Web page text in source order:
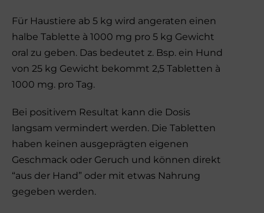
Für Haustiere ab 5 kg wird angeraten einen
halbe Tablette à 1000 mg pro 5 kg Gewicht
oral zu geben. Das bedeutet z. Bsp. ein Hund
von 25 kg Gewicht bekommt 2,5 Tabletten à
1000 mg. pro Tag.
Bei positivem Resultat kann die Dosis
langsam vermindert werden. Die Tabletten
haben keinen ausgeprägten eigenen
Geschmack oder Geruch und können direkt
“aus der Hand” oder mit etwas Nahrung
gegeben werden.